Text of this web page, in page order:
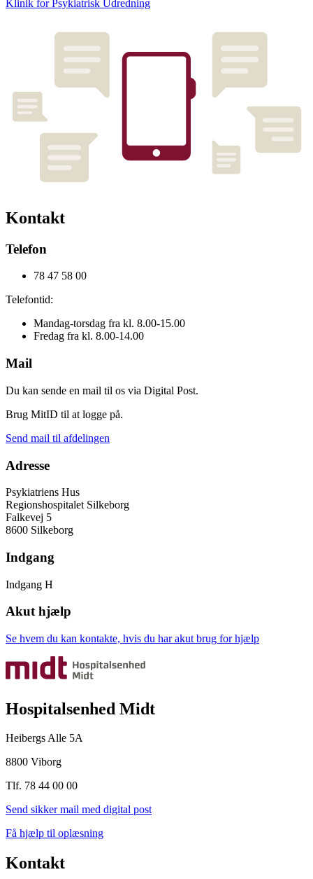
Klinik for Psykiatrisk Udredning
Kontakt
Telefon
78 47 58 00
Telefontid:
Mandag-torsdag fra kl. 8.00-15.00
Fredag fra kl. 8.00-14.00
Mail
Du kan sende en mail til os via Digital Post.
Brug MitID til at logge på.
Send mail til afdelingen
Adresse
Psykiatriens Hus
Regionshospitalet Silkeborg
Falkevej 5
8600 Silkeborg
Indgang
Indgang H
Akut hjælp
Se hvem du kan kontakte, hvis du har akut brug for hjælp
Hospitalsenhed Midt
Heibergs Alle 5A
8800 Viborg
Tlf. 78 44 00 00
Send sikker mail med digital post
Få hjælp til oplæsning
Kontakt